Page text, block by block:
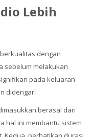
Lebih
dengan
sebelum melakukan
pada keluaran
didengar.
berasal dari
hal ini membantu sistem